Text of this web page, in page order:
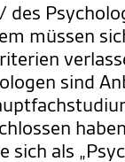
des
müssen
sind
sich als